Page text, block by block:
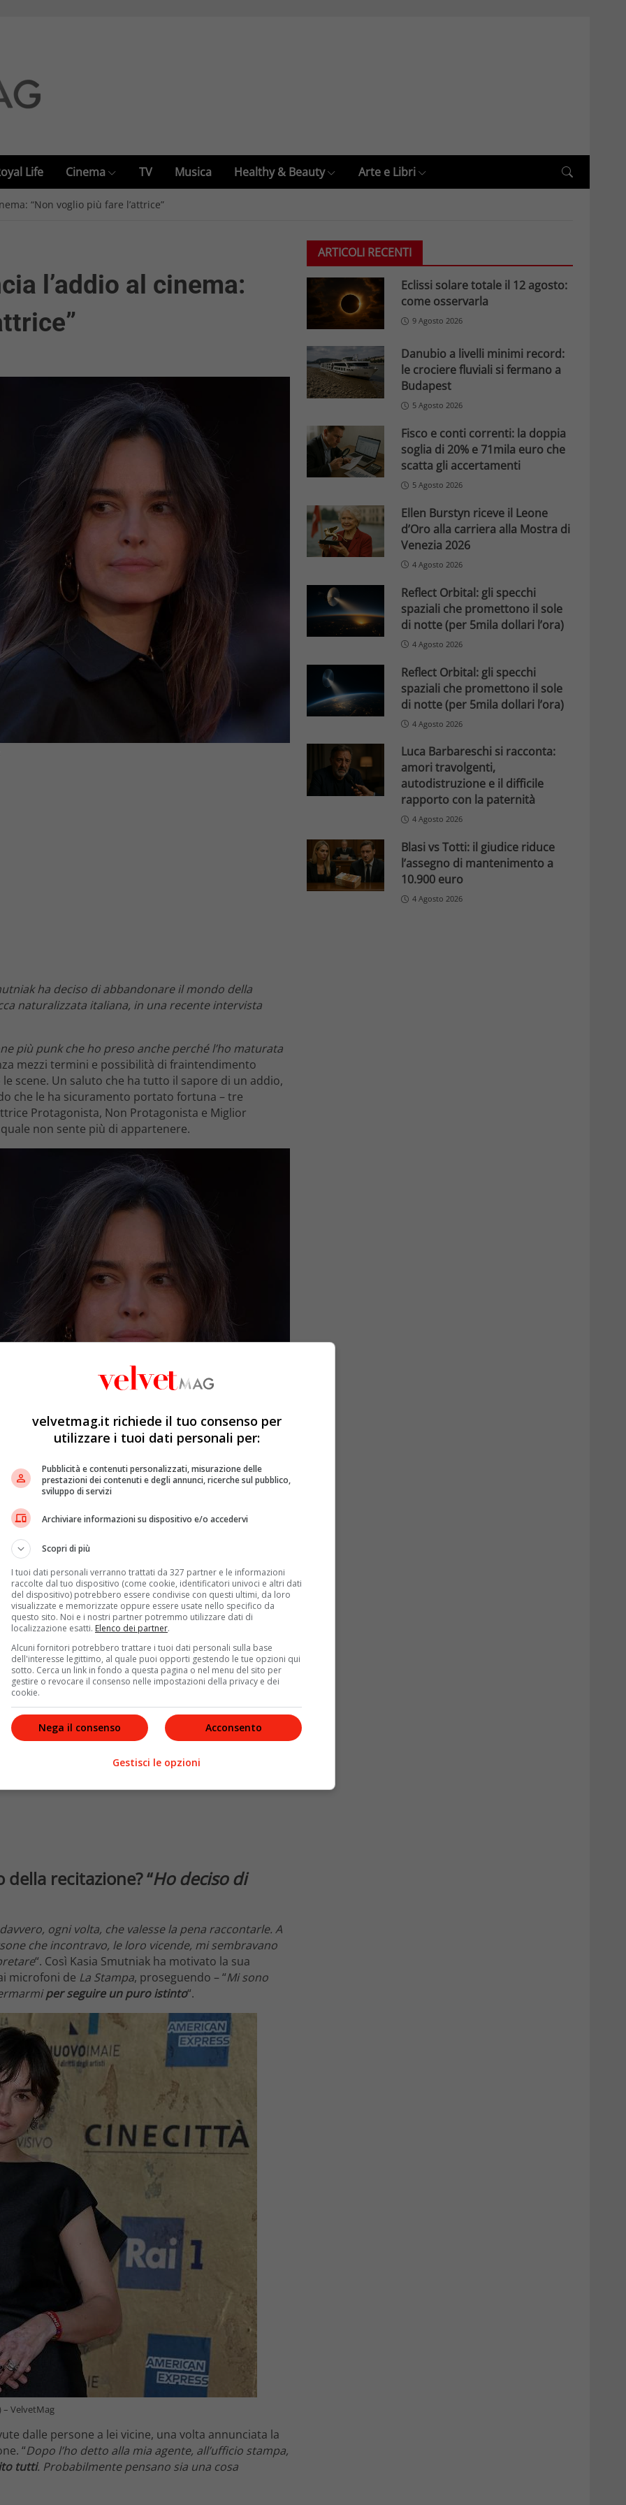
Life Cinema TV Musica Healthy & Beauty Arte e Libri
“Non voglio più fare l’attrice”
l’addio al cinema:
ha deciso di abbandonare il mondo della
naturalizzata italiana, in una recente intervista
più punk che ho preso anche perché l’ho maturata
mezzi termini e possibilità di fraintendimento
scene. Un saluto che ha tutto il sapore di un addio,
che le ha sicuramento portato fortuna – tre
Protagonista, Non Protagonista e Miglior
non sente più di appartenere.
intense interpretazioni, dimostrando notevoli doti
– che le ha fruttato la prima candidatura al
Paolo Genovese eLoro di Paolo Sorrentino, oltre alla
che l’ha vista come protagonista,Domina, Kasia
stessa ha ammesso, ora l’ormai ex attrice ha
recitazione? “Ho deciso di
ogni volta, che valesse la pena raccontarle. A
che incontravo, le loro vicende, mi sembravano
“. Così Kasia Smutniak ha motivato la sua
microfoni de La Stampa, proseguendo – “Mi sono
per seguire un puro istinto“.
– VelvetMag
dalle persone a lei vicine, una volta annunciata la
“Dopo l’ho detto alla mia agente, all’ufficio stampa,
tutti. Probabilmente pensano sia una cosa
ARTICOLI RECENTI
Eclissi solare totale il 12 agosto:
come osservarla
9 Agosto 2026
Danubio a livelli minimi record:
le crociere fluviali si fermano a
Budapest
5 Agosto 2026
Fisco e conti correnti: la doppia
soglia di 20% e 71mila euro che
scatta gli accertamenti
5 Agosto 2026
Ellen Burstyn riceve il Leone
d’Oro alla carriera alla Mostra di
Venezia 2026
4 Agosto 2026
Reflect Orbital: gli specchi
spaziali che promettono il sole
di notte (per 5mila dollari l’ora)
4 Agosto 2026
Reflect Orbital: gli specchi
spaziali che promettono il sole
di notte (per 5mila dollari l’ora)
4 Agosto 2026
Luca Barbareschi si racconta:
amori travolgenti,
autodistruzione e il difficile
rapporto con la paternità
4 Agosto 2026
Blasi vs Totti: il giudice riduce
l’assegno di mantenimento a
10.900 euro
4 Agosto 2026
velvetmag.it richiede il tuo consenso per
utilizzare i tuoi dati personali per:
Pubblicità e contenuti personalizzati, misurazione delle
prestazioni dei contenuti e degli annunci, ricerche sul pubblico,
sviluppo di servizi
Archiviare informazioni su dispositivo e/o accedervi
Scopri di più
I tuoi dati personali verranno trattati da 327 partner e le informazioni
raccolte dal tuo dispositivo (come cookie, identificatori univoci e altri dati
del dispositivo) potrebbero essere condivise con questi ultimi, da loro
visualizzate e memorizzate oppure essere usate nello specifico da
questo sito. Noi e i nostri partner potremmo utilizzare dati di
localizzazione esatti. Elenco dei partner.
Alcuni fornitori potrebbero trattare i tuoi dati personali sulla base
dell'interesse legittimo, al quale puoi opporti gestendo le tue opzioni qui
sotto. Cerca un link in fondo a questa pagina o nel menu del sito per
gestire o revocare il consenso nelle impostazioni della privacy e dei
cookie.
Acconsento
Nega il consenso
Gestisci le opzioni